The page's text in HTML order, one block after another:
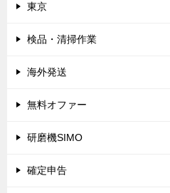
東京
検品・清掃作業
海外発送
無料オファー
研磨機SIMO
確定申告